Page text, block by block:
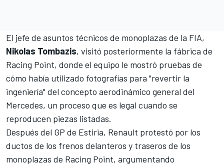
El jefe de asuntos técnicos de monoplazas de la FIA,
Nikolas Tombazis, visitó posteriormente la fábrica de
Racing Point, donde el equipo le mostró pruebas de
cómo había utilizado fotografías para "revertir la
ingeniería" del concepto aerodinámico general del
Mercedes, un proceso que es legal cuando se
reproducen piezas listadas.
Después del GP de Estiria, Renault protestó por los
ductos de los frenos delanteros y traseros de los
monoplazas de Racing Point, argumentando